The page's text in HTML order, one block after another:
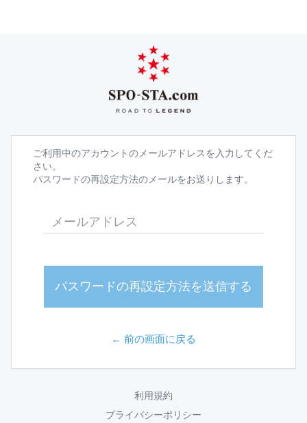
ご利用中のアカウントのメールアドレスを入力してくだ
さい。
パスワードの再設定方法のメールをお送りします。
パスワードの再設定方法を送信する
← 前の画面に戻る
利用規約
プライバシーポリシー